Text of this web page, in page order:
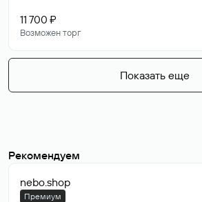
11 700 ₽
Возможен торг
Показать еще
Рекомендуем
nebo.shop
Премиум